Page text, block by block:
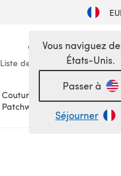
Liste de souhaits Ma
Couture &
Patchwork
Vous naviguez
États-Unis.
Passer à
Séjourner